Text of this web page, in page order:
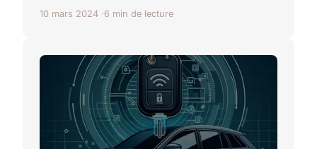
10 mars 2024 6 min de lecture